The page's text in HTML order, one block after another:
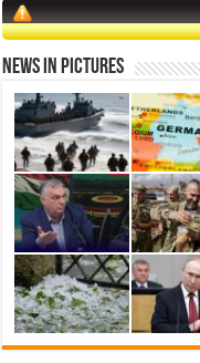
News in Pictures